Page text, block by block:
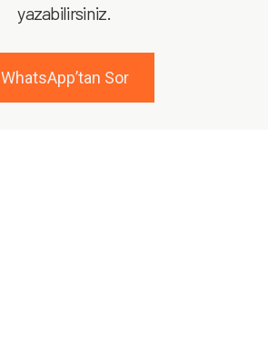
yazabilirsiniz.
WhatsApp’tan Sor